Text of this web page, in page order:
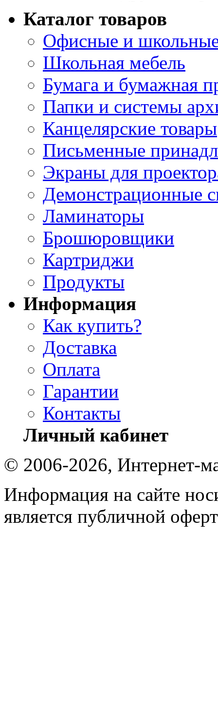
Каталог товаров
Офисные и
Школьная мебель
Бумага и бумажная
Папки и системы
Канцелярские товары
Письменные
Экраны для
Демонстрационные
Ламинаторы
Брошюровщики
Картриджи
Продукты
Информация
Как купить?
Доставка
Оплата
Гарантии
Контакты
Личный кабинет
© 2006-2026, Интернет-
Информация на сайте
является публичной